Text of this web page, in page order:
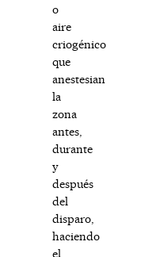
o
aire
criogénico
que
anestesian
la
zona
antes,
durante
y
después
del
disparo,
haciendo
el